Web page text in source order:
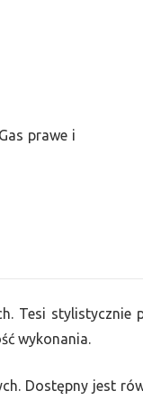
prawe i
Tesi
wykonania.
Dostępny jest